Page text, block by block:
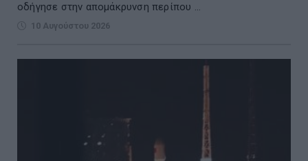
οδήγησε στην απομάκρυνση περίπου ...
10 Αυγούστου 2026